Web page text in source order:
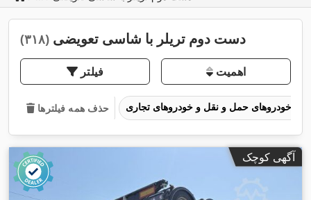
دست دوم تریلر با شاسی تعویضی (۳۱۸)
فیلتر اهمیت
حذف همه فیلترها
آگهی کوچک